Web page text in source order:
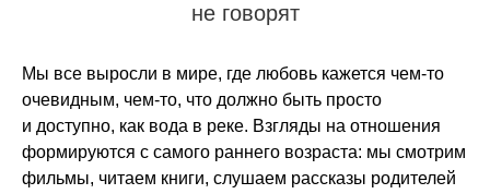
не говорят
Мы все выросли в мире, где любовь кажется чем-то
очевидным, чем-то, что должно быть просто
и доступно, как вода в реке. Взгляды на отношения
формируются с самого раннего возраста: мы смотрим
фильмы, читаем книги, слушаем рассказы родителей